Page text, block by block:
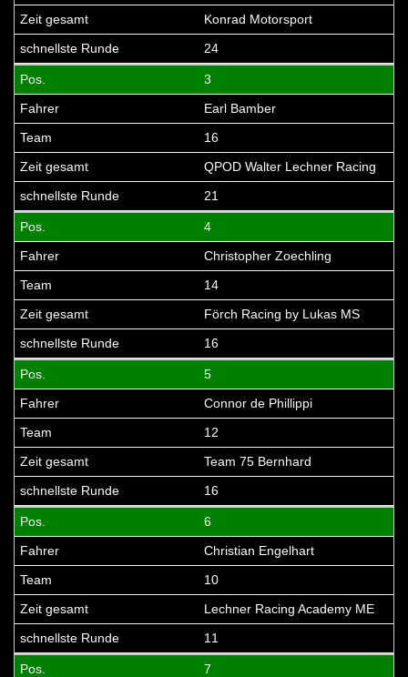
Konrad Motorsport
24
3
Earl Bamber
16
QPOD Walter Lechner Racing
21
4
Christopher Zoechling
14
Förch Racing by Lukas MS
16
5
Connor de Phillippi
12
Team 75 Bernhard
16
6
Christian Engelhart
10
Lechner Racing Academy ME
11
7